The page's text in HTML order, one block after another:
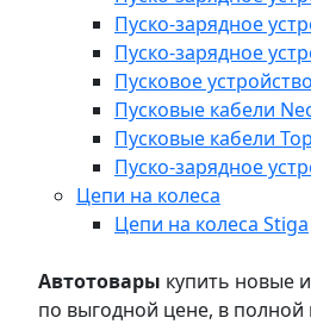
Пуско-зарядное
Пуско-зарядное
Пусковое
Пусковые кабели
Пусковые кабели
Пуско-зарядное
Цепи на колеса
Цепи на колеса Stiga
Автотовары купить новые
по выгодной цене, в полной